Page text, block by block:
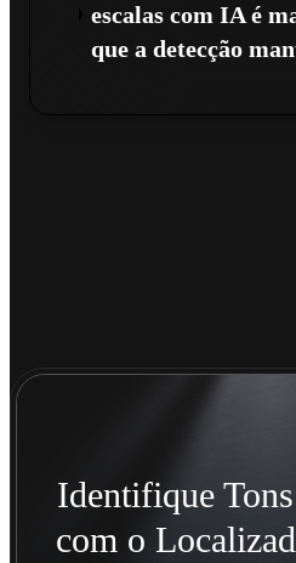
escalas com IA é
que a detecção
Identifique
com o